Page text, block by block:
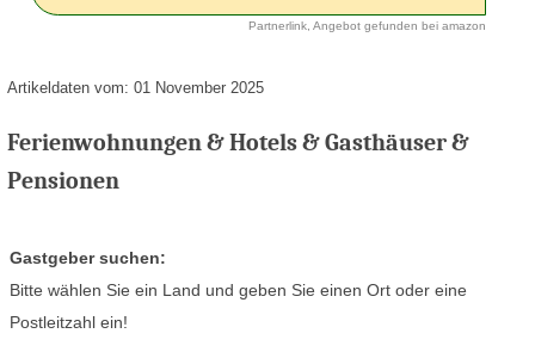
Partnerlink, Angebot gefunden bei amazon
Artikeldaten vom: 01 November 2025
Ferienwohnungen & Hotels & Gasthäuser &
Pensionen
Gastgeber suchen:
Bitte wählen Sie ein Land und geben Sie einen Ort oder eine
Postleitzahl ein!